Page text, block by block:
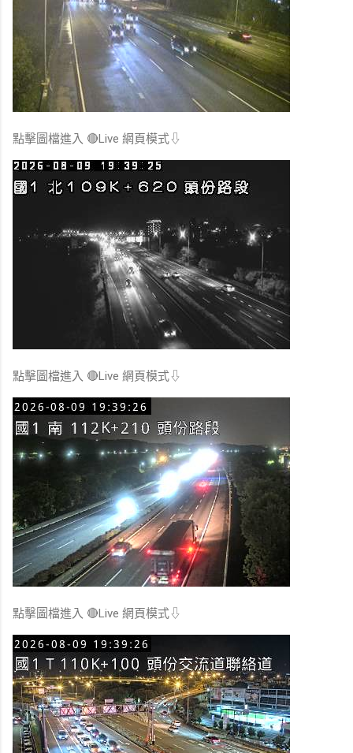
點擊圖檔進入 🔴Live 網頁模式⇩
點擊圖檔進入 🔴Live 網頁模式⇩
點擊圖檔進入 🔴Live 網頁模式⇩